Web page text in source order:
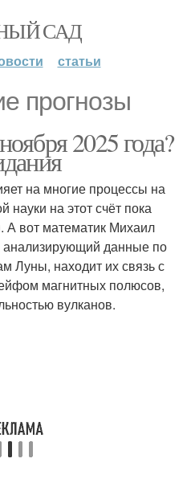
САД
статьи
прогнозы
2025 года?
на многие процессы на
на этот счёт пока
А вот математик Михаил
анализирующий данные по
Луны, находит их связь с
магнитных полюсов,
вулканов.